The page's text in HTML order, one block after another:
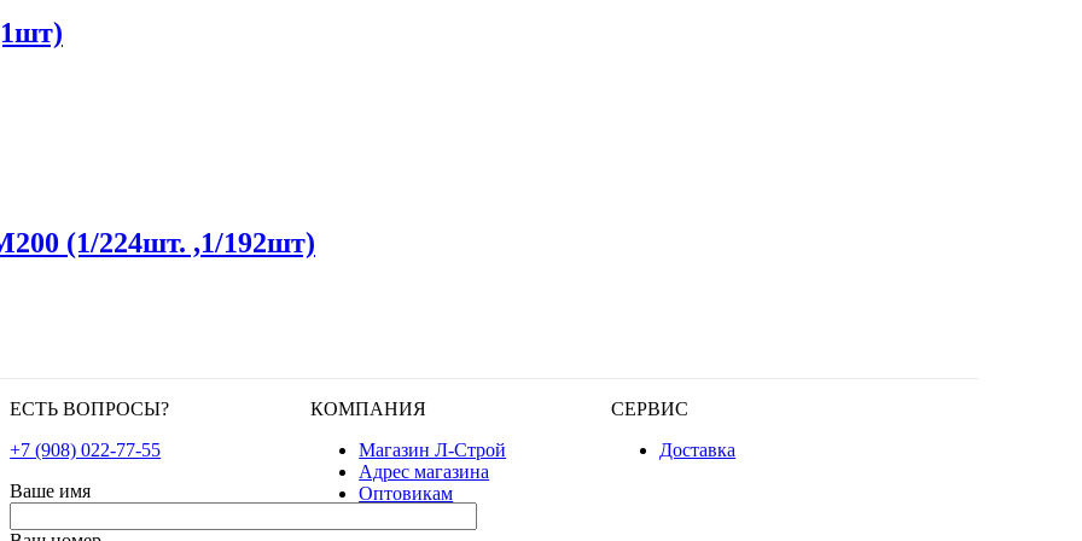
(1/224шт. ,1/192шт)
ЕСТЬ ВОПРОСЫ?
+7 (908) 022-77-55
Ваше имя
КОМПАНИЯ
Магазин Л-Строй
Адрес магазина
Оптовикам
СЕРВИС
Доставка